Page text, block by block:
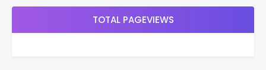
TOTAL PAGEVIEWS